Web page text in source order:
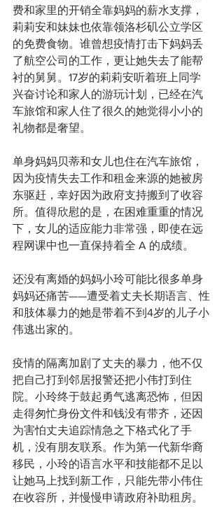
费和家里的开销全靠妈妈的薪水支撑，
莉莉安和妹妹也依靠领洛杉矶公立学区
的免费食物。谁曾想疫情打击下妈妈丢
了航空公司的工作，更让她失去了能帮
衬的舅舅。17岁的莉莉安听着班上同学
兴奋讨论和家人的游玩计划，已经在汽
车旅馆和家人住了很久的她觉得小小的
礼物都是奢望。
单身妈妈贝蒂和女儿也住在汽车旅馆，
因为疫情失去工作和租金来源的她被房
东驱赶，幸好因为政府支持搬到了收容
所。值得欣慰的是，在困难重重的情况
下，女儿的适应能力非常强，即使在远
程网课中也一直保持着全 A 的成绩。
还没有离婚的妈妈小玲可能比很多单身
妈妈还痛苦——遭受着丈夫长期语言、性
和肢体暴力的她是带着不到4岁的儿子小
伟逃出家的。
疫情的隔离加剧了丈夫的暴力，他不仅
把自己打到邻居报警还把小伟打到住
院。小玲终于鼓起勇气逃离恐怖，但因
走得匆忙身份文件和钱没有带齐，还因
为害怕丈夫追踪情急之下格式化了手
机，没有朋友联系。作为第一代新华裔
移民，小玲的语言水平和技能都不足以
让她马上找到新工作，只能先带小伟住
在收容所，并慢慢申请政府补助租房。